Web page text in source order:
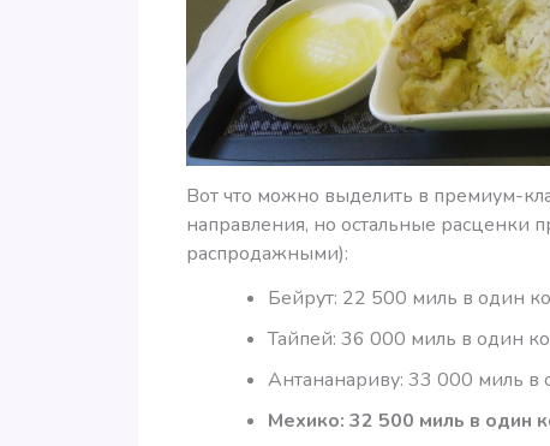
Вот что можно выделить в премиум-
направления, но остальные расценки
распродажными):
Бейрут: 22 500 миль в один
Тайпей: 36 000 миль в один
Антананариву: 33 000 миль в
Мехико: 32 500 миль в один